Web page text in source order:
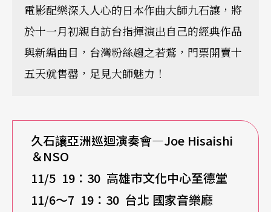
電影配樂深入人心的日本作曲大師九石讓，將
於十一月初親自訪台指揮演出自己的經典作品
與新編曲目，台灣粉絲趨之若鶩，門票開賣十
五天就售罄，足見大師魅力！
久石讓亞洲巡迴演奏會—Joe Hisaishi
＆NSO
11/5 19 ：30 高雄市文化中心至德堂
11/6～7 19：30 台北 國家音樂廳